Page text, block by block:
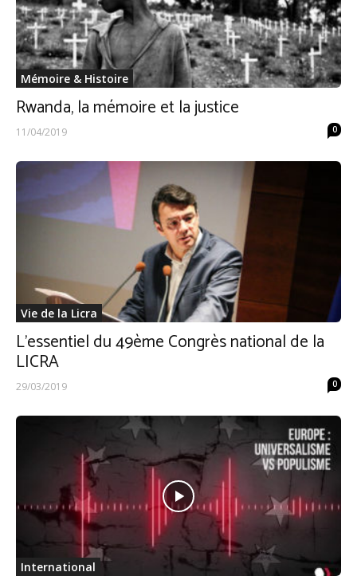
Mémoire & Histoire
Rwanda, la mémoire et la justice
11/04/2019 0
Vie de la Licra
L’essentiel du 49ème Congrès national de la
LICRA
29/03/2019 0
International